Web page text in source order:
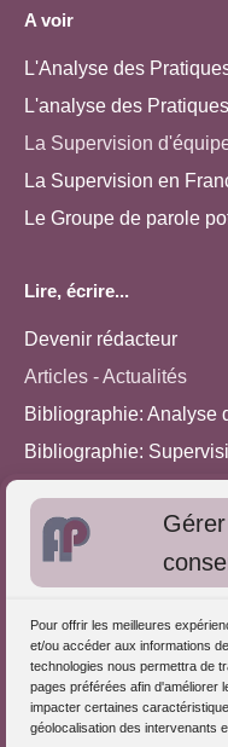
Pour offrir les meilleures
et/ou accéder aux informations
technologies nous permettra de
pages préférées afin d'améliorer
impacter certaines
géolocalisation des intervenants
A voir
L'Analyse des
L'analyse des
La Supervision
La Supervision en
Le Groupe de parole
Lire, écrire...
Devenir rédacteur
Articles - Actualités
Bibliographie: Analyse
Bibliographie:
Approches de
S'inscrire dans
Publiez vos formations
Charte déontologique